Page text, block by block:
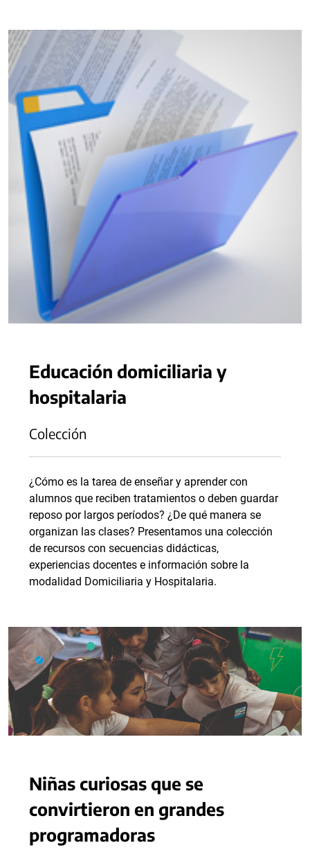
Educación domiciliaria y
hospitalaria
Colección
¿Cómo es la tarea de enseñar y aprender con
alumnos que reciben tratamientos o deben guardar
reposo por largos períodos? ¿De qué manera se
organizan las clases? Presentamos una colección
de recursos con secuencias didácticas,
experiencias docentes e información sobre la
modalidad Domiciliaria y Hospitalaria.
Niñas curiosas que se
convirtieron en grandes
programadoras